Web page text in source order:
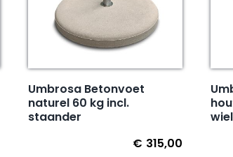
Umbrosa Betonvoet
naturel 60 kg incl.
staander
€ 315,00